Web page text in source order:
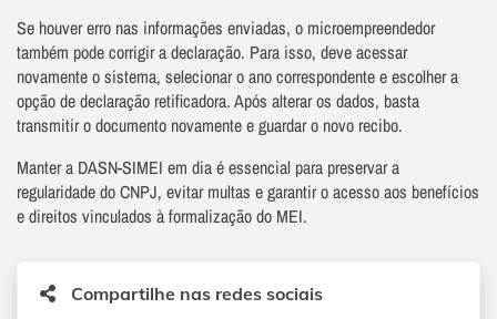
Se houver erro nas informações enviadas, o microempreendedor
também pode corrigir a declaração. Para isso, deve acessar
novamente o sistema, selecionar o ano correspondente e escolher a
opção de declaração retificadora. Após alterar os dados, basta
transmitir o documento novamente e guardar o novo recibo.
Manter a DASN-SIMEI em dia é essencial para preservar a
regularidade do CNPJ, evitar multas e garantir o acesso aos benefícios
e direitos vinculados à formalização do MEI.
Compartilhe nas redes sociais